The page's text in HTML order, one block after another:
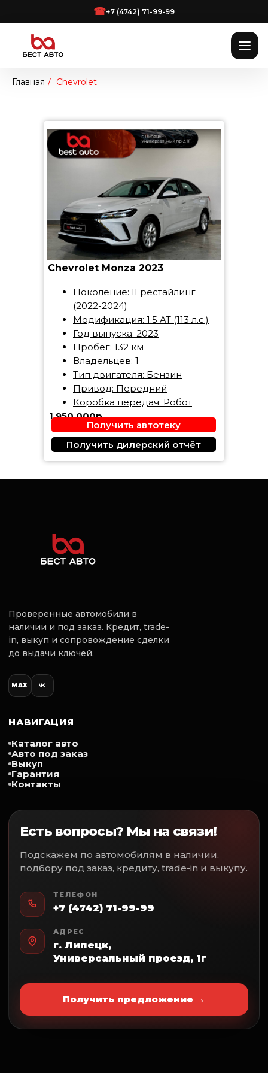
☎+7 (4742) 71-99-99
Главная / Chevrolet
Поколение: II рестайлинг
(2022-2024)
Модификация: 1.5 AT (113 л.с.)
Год выпуска: 2023
Пробег: 132 км
Владельцев: 1
Тип двигателя: Бензин
Привод: Передний
Коробка передач: Робот
1 950 000р.
Получить автотеку
Chevrolet Monza 2023
Получить дилерский отчёт
Проверенные автомобили в
наличии и под заказ. Кредит, trade-
in, выкуп и сопровождение сделки
до выдачи ключей.
MAX
НАВИГАЦИЯ
Каталог авто
Авто под заказ
Выкуп
Гарантия
Контакты
Есть вопросы? Мы на связи!
Подскажем по автомобилям в наличии,
подбору под заказ, кредиту, trade-in и выкупу.
ТЕЛЕФОН
+7 (4742) 71-99-99
АДРЕС
г. Липецк,
Универсальный проезд, 1г
Получить предложение →